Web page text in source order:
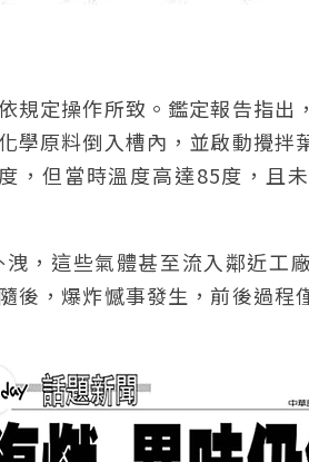
規定操作所致。鑑定報告指出
學原料倒入槽內，並啟動攪拌
，但當時溫度高達85度，且
，這些氣體甚至流入鄰近工
後，爆炸憾事發生，前後過程